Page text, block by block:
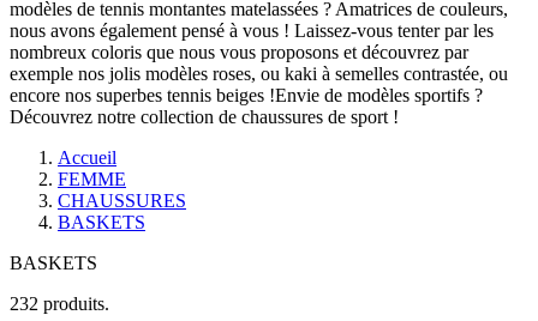
modèles de tennis montantes matelassées ? Amatrices de couleurs,
nous avons également pensé à vous ! Laissez-vous tenter par les
nombreux coloris que nous vous proposons et découvrez par
exemple nos jolis modèles roses, ou kaki à semelles contrastée, ou
encore nos superbes tennis beiges !Envie de modèles sportifs ?
Découvrez notre collection de chaussures de sport !
Accueil
FEMME
CHAUSSURES
BASKETS
BASKETS
232 produits.